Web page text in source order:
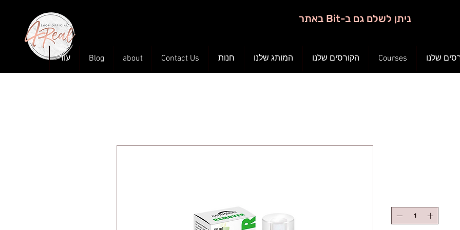
ניתן לשלם גם ב-Bit באתר
Courses הקורסים שלנו המותג שלנו חנות Contact Us
about
Blog עוד